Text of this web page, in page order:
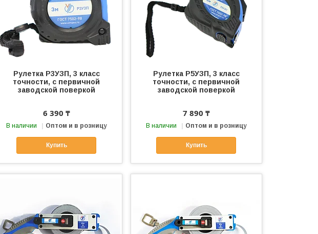
Рулетка Р3УЗП, 3 класс
точности, с первичной
заводской поверкой
6 390 ₸
В наличии Оптом и в розницу
Купить
Рулетка Р5УЗП, 3 класс
точности, с первичной
заводской поверкой
7 890 ₸
В наличии Оптом и в розницу
Купить